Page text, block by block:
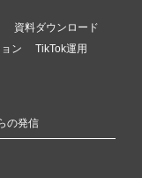
資料ダウンロード
ン
TikTok運用
の発信